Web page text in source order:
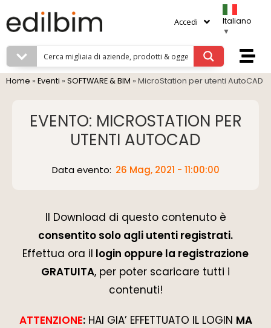
Accedi
Italiano
▼
Home » Eventi » SOFTWARE & BIM » MicroStation per utenti AutoCAD
EVENTO: MICROSTATION PER
UTENTI AUTOCAD
Data evento: 26 Mag, 2021 - 11:00:00
Il Download di questo contenuto è
consentito solo agli utenti registrati.
Effettua ora il login oppure la registrazione
GRATUITA, per poter scaricare tutti i
contenuti!
ATTENZIONE:HAI GIA’ EFFETTUATO IL LOGIN MA